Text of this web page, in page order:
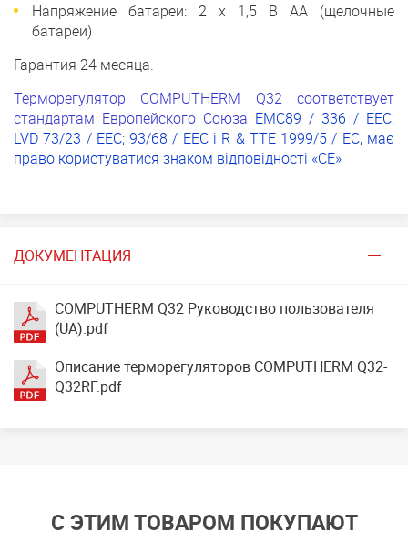
Напряжение батареи: 2 x 1,5 В AA (щелочные
батареи)
Гарантия 24 месяца.
Терморегулятор COMPUTHERM Q32 соответствует
стандартам Европейского Союза EMC89 / 336 / EEC;
LVD 73/23 / EEC; 93/68 / EEC і R & TTE 1999/5 / EC, має
право користуватися знаком відповідності «CE»
ДОКУМЕНТАЦИЯ
COMPUTHERM Q32 Руководство пользователя
(UA).pdf
Описание терморегуляторов COMPUTHERM Q32-
Q32RF.pdf
С ЭТИМ ТОВАРОМ ПОКУПАЮТ